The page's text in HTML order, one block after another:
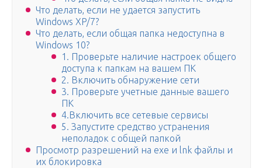
Что делать, если не удается запустить
Windows XP/7?
Что делать, если общая папка недоступна в
Windows 10?
1. Проверьте наличие настроек общего
доступа к папкам на вашем ПК
2. Включить обнаружение сети
3. Проверьте учетные данные вашего
ПК
4.Включить все сетевые сервисы
5. Запустите средство устранения
неполадок с общей папкой
Просмотр разрешений на exe и lnk файлы и
их блокировка